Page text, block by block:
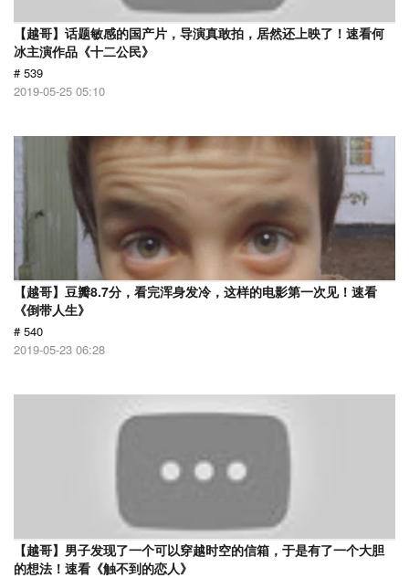
【越哥】话题敏感的国产片，导演真敢拍，居然还上映了！速看何
冰主演作品《十二公民》
# 539
2019-05-25 05:10
【越哥】豆瓣8.7分，看完浑身发冷，这样的电影第一次见！速看
《倒带人生》
# 540
2019-05-23 06:28
【越哥】男子发现了一个可以穿越时空的信箱，于是有了一个大胆
的想法！速看《触不到的恋人》